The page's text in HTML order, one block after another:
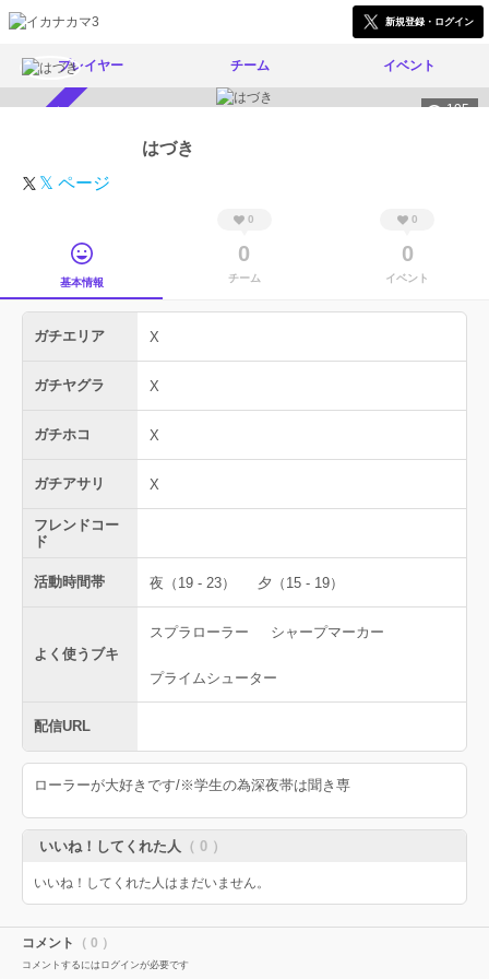
新規登録・ログイン
プレイヤー チーム イベント
195
はづき
𝕏 ページ
基本情報
0
0
チーム
0
0
イベント
ガチエリア X
ガチヤグラ X
ガチホコ X
ガチアサリ X
フレンドコー
ド
活動時間帯 夜（19 - 23） 夕（15 - 19）
よく使うブキ
スプラローラー シャープマーカー
プライムシューター
配信URL
ローラーが大好きです/※学生の為深夜帯は聞き専
いいね！してくれた人 （ 0 ）
いいね！してくれた人はまだいません。
コメント （ 0 ）
コメントするにはログインが必要です